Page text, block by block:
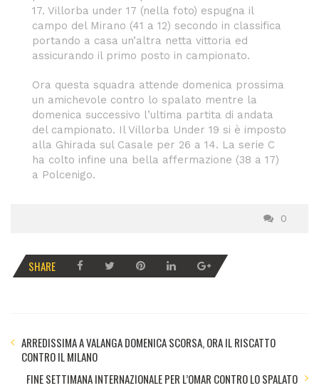
17. Villorba under 17 (nella foto) espugna il
campo del Mirano (41 a 12) secondo in classifica
portando a casa un’altra netta vittoria ed
assicurando il primo posto in campionato.
Ora questa squadra attende domenica prossima
un amichevole contro lo spalato mentre la
domenica successivo l’ultima partita di andata
del campionato. Il Villorba Under 19 si è imposto
alla Ghirada sul Casale per 26 a 14. La serie C
ha colto infine una bella affermazione (38 a 17)
a Polcenigo.
0
SHARE
ARREDISSIMA A VALANGA DOMENICA SCORSA, ORA IL RISCATTO
CONTRO IL MILANO
FINE SETTIMANA INTERNAZIONALE PER L’OMAR CONTRO LO SPALATO